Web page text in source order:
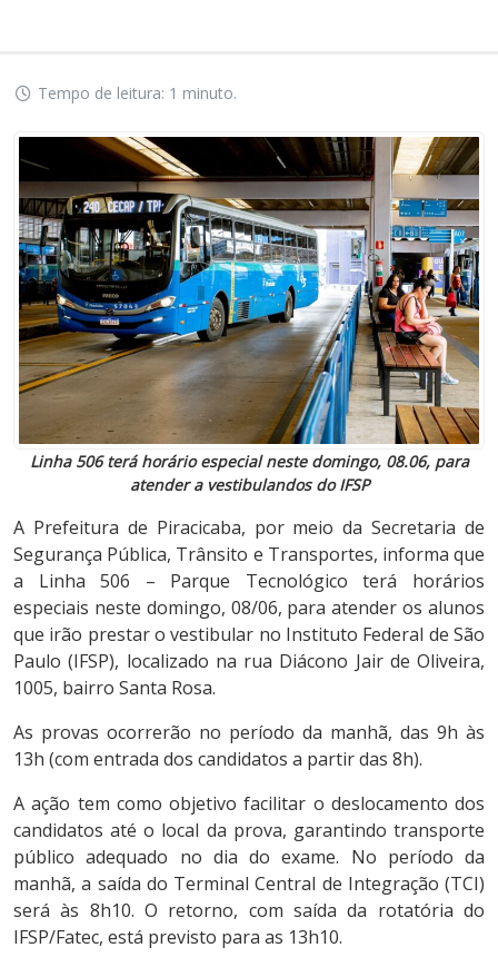
Tempo de leitura: 1 minuto.
Linha 506 terá horário especial neste domingo, 08.06, para
atender a vestibulandos do IFSP
A Prefeitura de Piracicaba, por meio da Secretaria de
Segurança Pública, Trânsito e Transportes, informa que
a Linha 506 – Parque Tecnológico terá horários
especiais neste domingo, 08/06, para atender os alunos
que irão prestar o vestibular no Instituto Federal de São
Paulo (IFSP), localizado na rua Diácono Jair de Oliveira,
1005, bairro Santa Rosa.
As provas ocorrerão no período da manhã, das 9h às
13h (com entrada dos candidatos a partir das 8h).
A ação tem como objetivo facilitar o deslocamento dos
candidatos até o local da prova, garantindo transporte
público adequado no dia do exame. No período da
manhã, a saída do Terminal Central de Integração (TCI)
será às 8h10. O retorno, com saída da rotatória do
IFSP/Fatec, está previsto para as 13h10.